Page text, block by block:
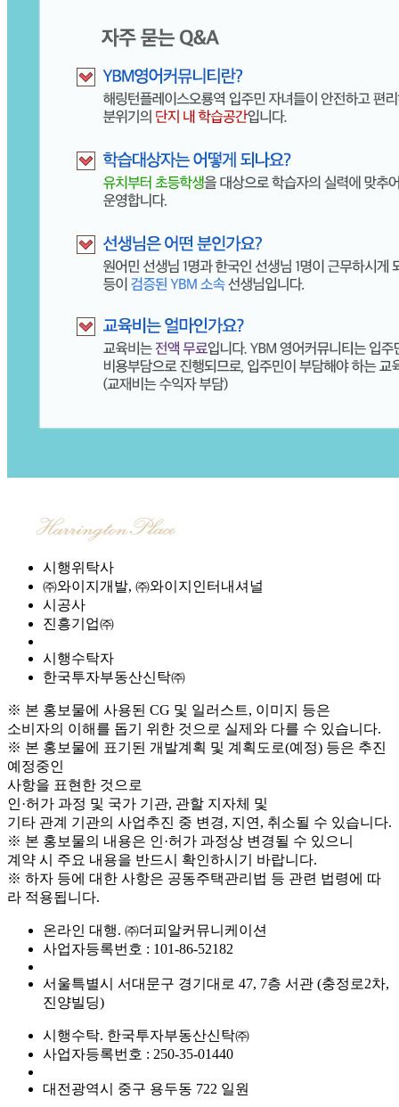
시행위탁사
㈜와이지개발, ㈜와이지인터내셔널
시공사
진흥기업㈜
시행수탁자
한국투자부동산신탁㈜
※ 본 홍보물에 사용된 CG 및 일러스트, 이미지 등은
소비자의 이해를 돕기 위한 것으로 실제와 다를 수 있습니다.
※ 본 홍보물에 표기된 개발계획 및 계획도로(예정) 등은 추진
예정중인
사항을 표현한 것으로
인·허가 과정 및 국가 기관, 관할 지자체 및
기타 관계 기관의 사업추진 중 변경, 지연, 취소될 수 있습니다.
※ 본 홍보물의 내용은 인·허가 과정상 변경될 수 있으니
계약 시 주요 내용을 반드시 확인하시기 바랍니다.
※ 하자 등에 대한 사항은 공동주택관리법 등 관련 법령에 따
라 적용됩니다.
온라인 대행. ㈜더피알커뮤니케이션
사업자등록번호 : 101-86-52182
서울특별시 서대문구 경기대로 47, 7층 서관 (충정로2차,
진양빌딩)
시행수탁. 한국투자부동산신탁㈜
사업자등록번호 : 250-35-01440
대전광역시 중구 용두동 722 일원